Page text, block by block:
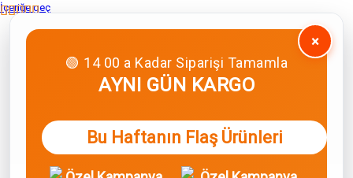
İçeriğe geç
×
🟢 14 00 a Kadar Siparişi Tamamla
AYNI GÜN KARGO
Bu Haftanın Flaş Ürünleri